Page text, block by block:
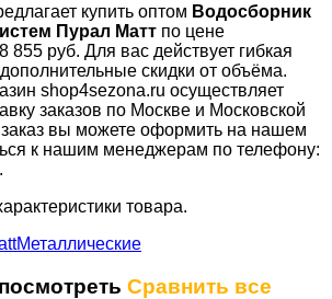
купить оптом Водосборник
Пурал Матт по цене
855 руб. Для вас действует гибкая
скидки от объёма.
shop4sezona.ru осуществляет
заказов по Москве и Московской
вы можете оформить на нашем
к нашим менеджерам по телефону:
.
товара.
Металлические
Сравнить все